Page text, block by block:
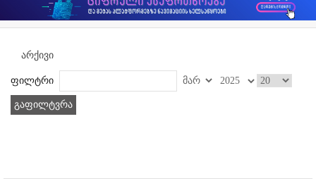
არქივი
ფილტრი
გაფილტვრა